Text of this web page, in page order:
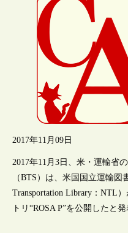
2017年11月09日
2017年11月3日、米・運輸省
（BTS）は、米国国立運輸図
Transportation Library：NTL
トリ“ROSA P”を公開したと